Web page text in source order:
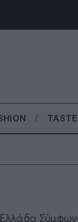
TASTE
Ελλάδα